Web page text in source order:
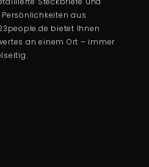
aus
bietet Ihnen
an einem Ort – immer